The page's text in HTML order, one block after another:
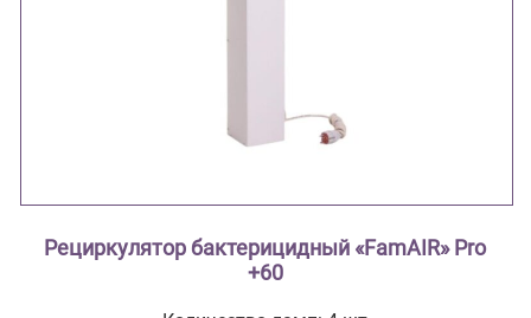
Рециркулятор бактерицидный «FamAIR» Pro
+60